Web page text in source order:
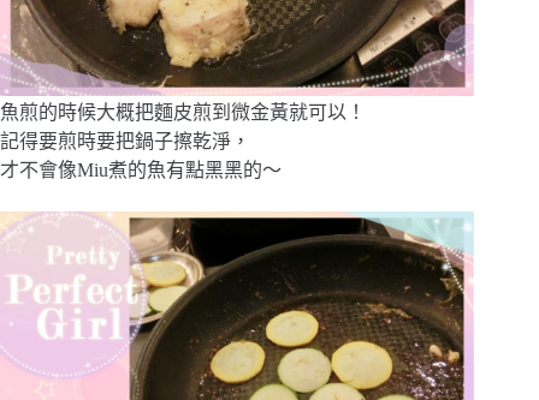
魚煎的時候大概把麵皮煎到微金黃就可以！
記得要煎時要把鍋子擦乾淨，
才不會像Miu煮的魚有點黑黑的～